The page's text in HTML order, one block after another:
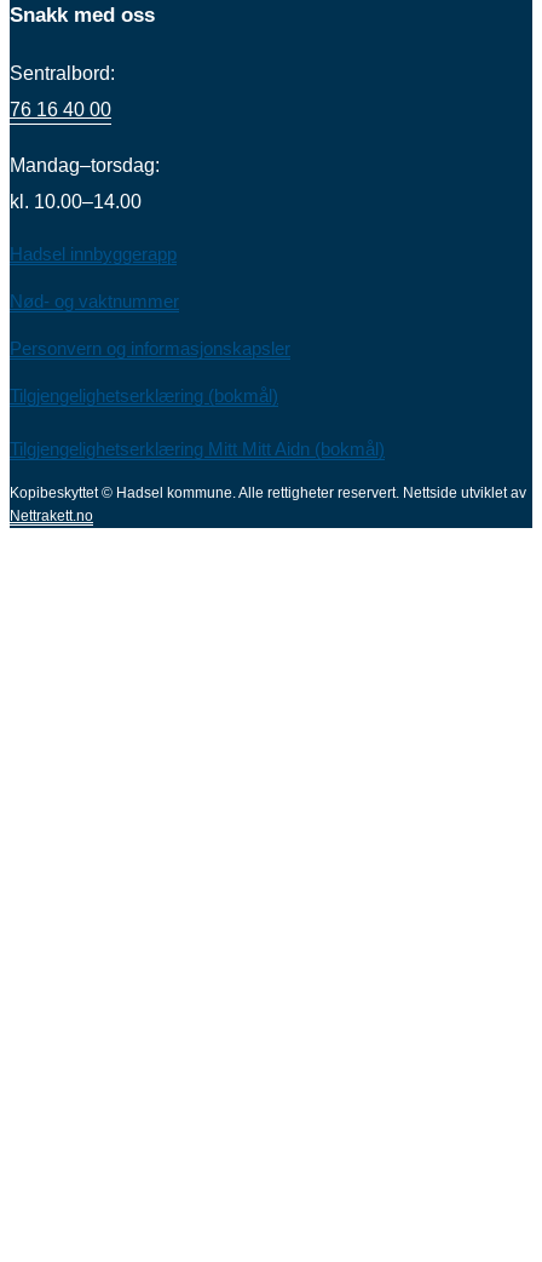
Snakk med oss
Sentralbord:
76 16 40 00
Mandag–torsdag:
kl. 10.00–14.00
Hadsel innbyggerapp
Nød- og vaktnummer
Personvern og informasjonskapsler
Tilgjengelighetserklæring (bokmål)
Tilgjengelighetserklæring Mitt Mitt Aidn (bokmål)
Kopibeskyttet © Hadsel kommune. Alle rettigheter reservert. Nettside utviklet av
Nettrakett.no